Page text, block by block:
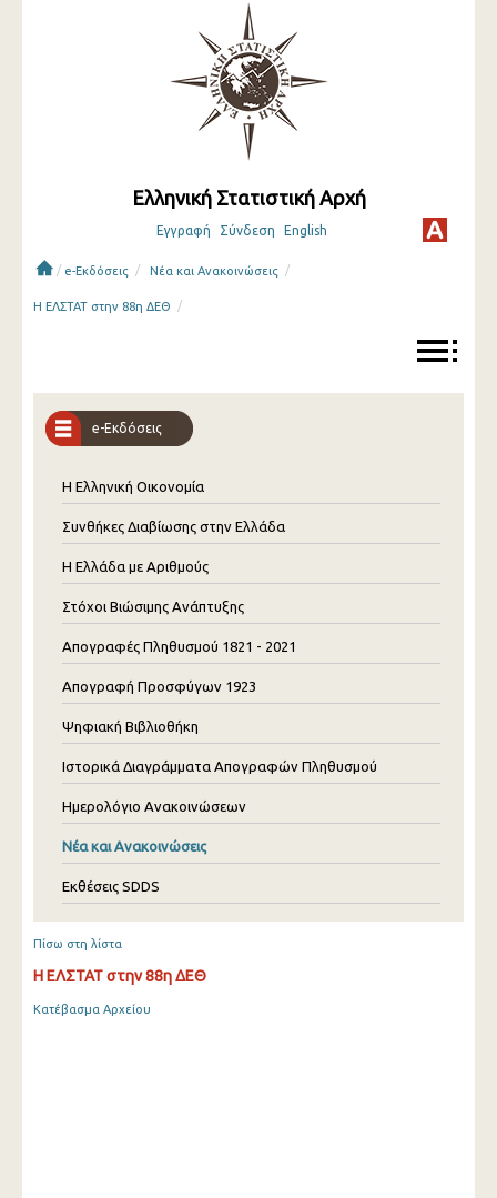
Ελληνική Στατιστική Αρχή
Εγγραφή Σύνδεση English
/ e-Εκδόσεις / Νέα και Ανακοινώσεις /
Η ΕΛΣΤΑΤ στην 88η ΔΕΘ /
e-Εκδόσεις
Η Ελληνική Οικονομία
Συνθήκες Διαβίωσης στην Ελλάδα
Η Ελλάδα με Αριθμούς
Στόχοι Βιώσιμης Ανάπτυξης
Απογραφές Πληθυσμού 1821 - 2021
Απογραφή Προσφύγων 1923
Ψηφιακή Βιβλιοθήκη
Ιστορικά Διαγράμματα Απογραφών Πληθυσμού
Ημερολόγιο Ανακοινώσεων
Νέα και Ανακοινώσεις
Εκθέσεις SDDS
Πίσω στη λίστα
Η ΕΛΣΤΑΤ στην 88η ΔΕΘ
Κατέβασμα Αρχείου